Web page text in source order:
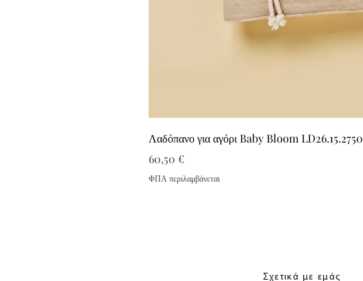
Λαδόπανο για αγόρι Baby Bloom LD26.15.2750
Τιμή
60,50 €
ΦΠΑ περιλαμβάνεται
Σχετικά με εμάς